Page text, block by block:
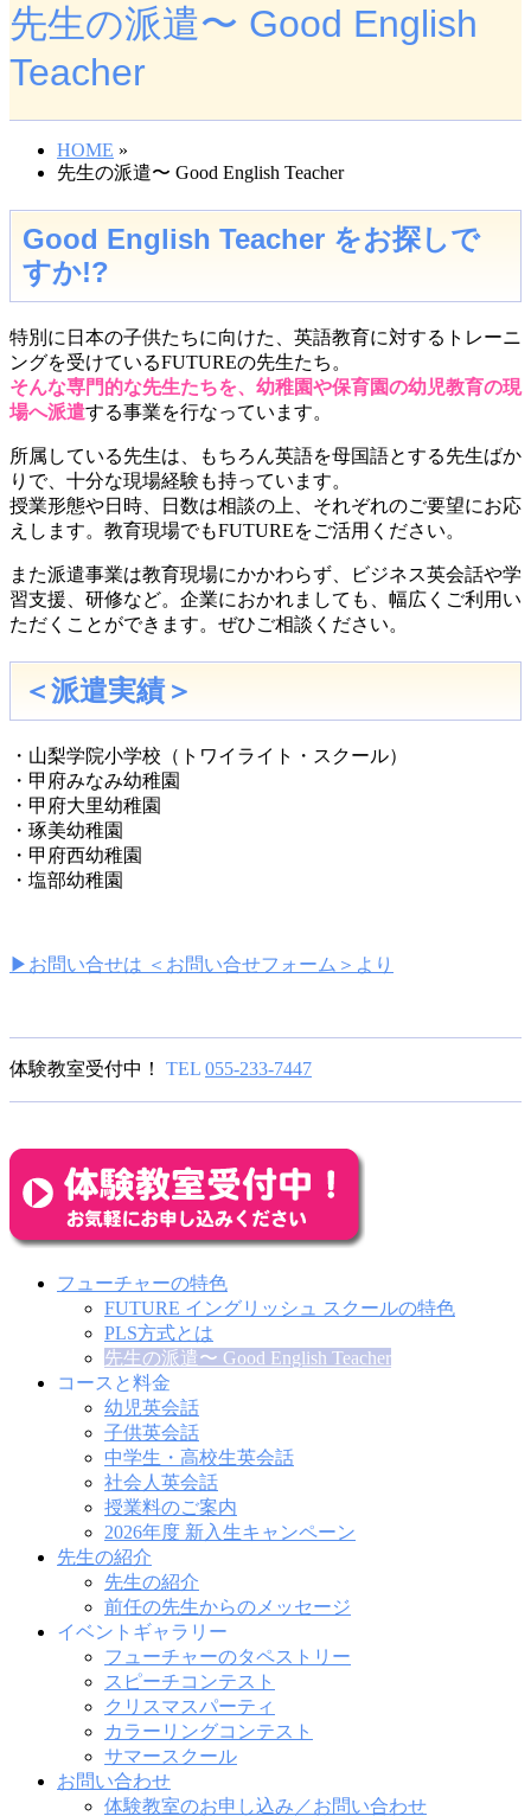
先生の派遣〜 Good English
Teacher
HOME »
先生の派遣〜 Good English Teacher
Good English Teacher をお探しで
すか!?
特別に日本の子供たちに向けた、英語教育に対するトレーニ
ングを受けているFUTUREの先生たち。
そんな専門的な先生たちを、幼稚園や保育園の幼児教育の現
場へ派遣する事業を行なっています。
所属している先生は、もちろん英語を母国語とする先生ばか
りで、十分な現場経験も持っています。
授業形態や日時、日数は相談の上、それぞれのご要望にお応
えします。教育現場でもFUTUREをご活用ください。
また派遣事業は教育現場にかかわらず、ビジネス英会話や学
習支援、研修など。企業におかれましても、幅広くご利用い
ただくことができます。ぜひご相談ください。
＜派遣実績＞
・山梨学院小学校（トワイライト・スクール）
・甲府みなみ幼稚園
・甲府大里幼稚園
・琢美幼稚園
・甲府西幼稚園
・塩部幼稚園
▶ お問い合せは ＜お問い合せフォーム＞より
体験教室受付中！ TEL 055-233-7447
フューチャーの特色
FUTURE イングリッシュ スクールの特色
PLS方式とは
先生の派遣〜 Good English Teacher
コースと料金
幼児英会話
子供英会話
中学生・高校生英会話
社会人英会話
授業料のご案内
2026年度 新入生キャンペーン
先生の紹介
先生の紹介
前任の先生からのメッセージ
イベントギャラリー
フューチャーのタペストリー
スピーチコンテスト
クリスマスパーティ
カラーリングコンテスト
サマースクール
お問い合わせ
体験教室のお申し込み／お問い合わせ